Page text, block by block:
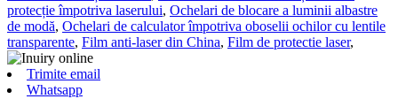
protecție împotriva laserului, Ochelari de blocare a luminii albastre
de modă, Ochelari de calculator împotriva oboselii ochilor cu lentile
transparente, Film anti-laser din China, Film de protectie laser,
Trimite email
Whatsapp